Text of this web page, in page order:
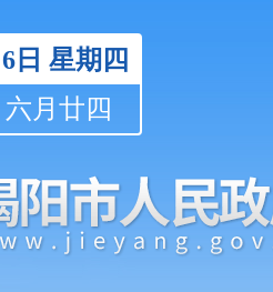
日 星期四
六月廿四